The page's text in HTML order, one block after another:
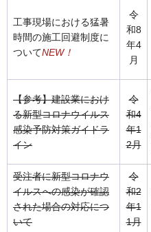
工事現場における猛暑
時間の施工回避制度に
ついてNEW！
令
和8
年4
月
【参考】建設業におけ
る新型コロナウイルス
感染予防対策ガイドラ
イン
令
和4
年1
2月
受注者に新型コロナウ
イルスへの感染が確認
された場合の対応につ
いて
令
和2
年1
1月